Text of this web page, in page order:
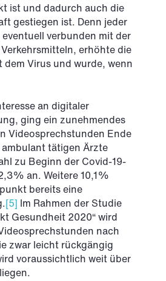
ist und dadurch auch die
gestiegen ist. Denn jeder
verbunden mit der
erhöhte die
Virus und wurde, wenn
an digitaler
ging ein zunehmendes
Videosprechstunden Ende
tätigen Ärzte
zu Beginn der Covid-19-
an. Weitere 10,1%
bereits eine
[5] Im Rahmen der Studie
Gesundheit 2020“ wird
nach
zwar leicht rückgängig
voraussichtlich weit über